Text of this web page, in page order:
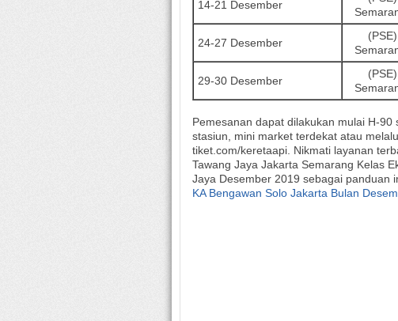
14-21 Desember
24-27 Desember
29-30 Desember
Pemesanan dapat dilakukan mulai H-
stasiun, mini market terdekat atau
tiket.com/keretaapi. Nikmati layanan
Tawang Jaya Jakarta Semarang Kelas
Jaya Desember 2019 sebagai panduan
KA Bengawan Solo Jakarta Bulan